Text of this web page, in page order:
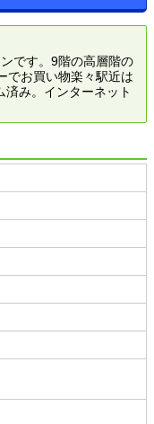
です。9階の高層階の
でお買い物楽々駅近は
み。インターネット